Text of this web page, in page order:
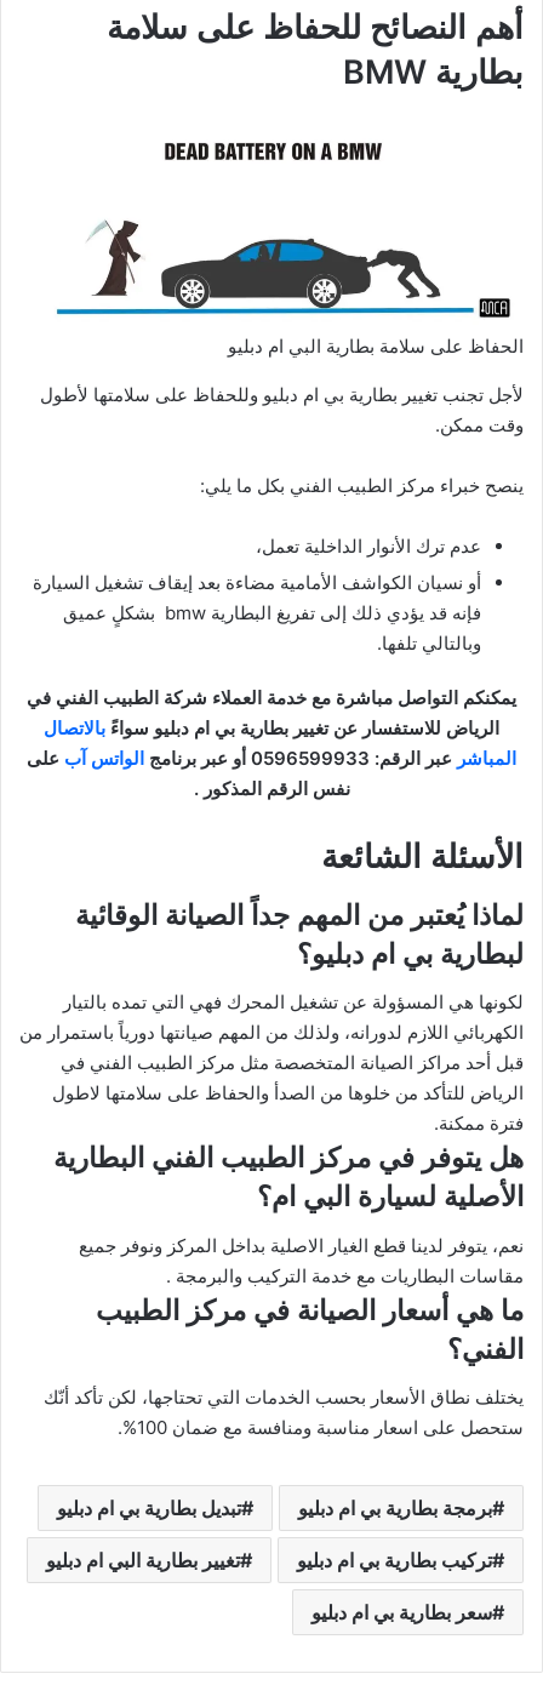
أهم النصائح للحفاظ على سلامة
بطارية BMW
الحفاظ على سلامة بطارية البي ام دبليو
لأجل تجنب تغيير بطارية بي ام دبليو وللحفاظ على سلامتها لأطول
وقت ممكن.
ينصح خبراء مركز الطبيب الفني بكل ما يلي:
عدم ترك الأنوار الداخلية تعمل،
أو نسيان الكواشف الأمامية مضاءة بعد إيقاف تشغيل السيارة
فإنه قد يؤدي ذلك إلى تفريغ البطارية bmw بشكلٍ عميق
وبالتالي تلفها.
يمكنكم التواصل مباشرة مع خدمة العملاء شركة الطبيب الفني في
الرياض للاستفسار عن تغيير بطارية بي ام دبليو سواءً بالاتصال
المباشر عبر الرقم: 0596599933 أو عبر برنامج الواتس آب على
نفس الرقم المذكور .
الأسئلة الشائعة
لماذا يُعتبر من المهم جداً الصيانة الوقائية
لبطارية بي ام دبليو؟
لكونها هي المسؤولة عن تشغيل المحرك فهي التي تمده بالتيار
الكهربائي اللازم لدورانه، ولذلك من المهم صيانتها دورياً باستمرار من
قبل أحد مراكز الصيانة المتخصصة مثل مركز الطبيب الفني في
الرياض للتأكد من خلوها من الصدأ والحفاظ على سلامتها لاطول
فترة ممكنة.
هل يتوفر في مركز الطبيب الفني البطارية
الأصلية لسيارة البي ام؟
نعم، يتوفر لدينا قطع الغيار الاصلية بداخل المركز ونوفر جميع
مقاسات البطاريات مع خدمة التركيب والبرمجة .
ما هي أسعار الصيانة في مركز الطبيب
الفني؟
يختلف نطاق الأسعار بحسب الخدمات التي تحتاجها، لكن تأكد أنّك
ستحصل على اسعار مناسبة ومنافسة مع ضمان 100%.
برمجة بطارية بي ام دبليو تبديل بطارية بي ام دبليو
تركيب بطارية بي ام دبليو تغيير بطارية البي ام دبليو
سعر بطارية بي ام دبليو